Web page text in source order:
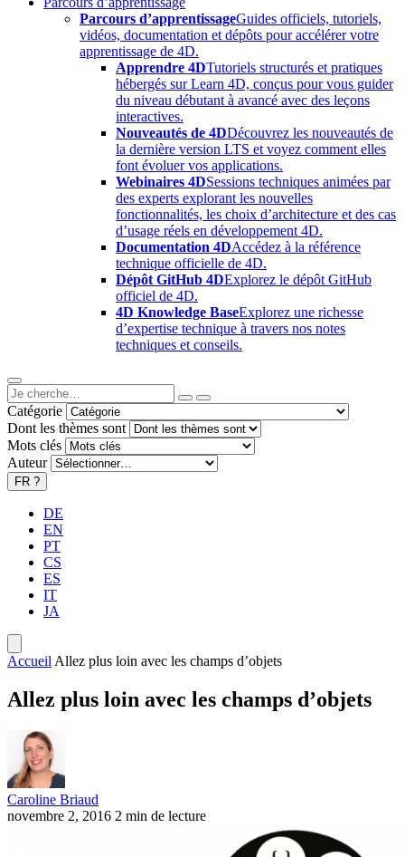
Parcours d’apprentissageGuides officiels, tutoriels,
vidéos, documentation et dépôts pour accélérer votre
apprentissage de 4D.
Apprendre 4DTutoriels structurés et pratiques
hébergés sur Learn 4D, conçus pour vous guider
du niveau débutant à avancé avec des leçons
interactives.
Nouveautés de 4DDécouvrez les nouveautés de
la dernière version LTS et voyez comment elles
font évoluer vos applications.
Webinaires 4DSessions techniques animées par
des experts explorant les nouvelles
fonctionnalités, les choix d’architecture et des cas
d’usage réels en développement 4D.
Documentation 4DAccédez à la référence
technique officielle de 4D.
Dépôt GitHub 4DExplorez le dépôt GitHub
officiel de 4D.
4D Knowledge BaseExplorez une richesse
d’expertise technique à travers nos notes
techniques et conseils.
Catégorie
Dont les thèmes sont
Mots clés
Auteur
FR ?
DE
EN
PT
CS
ES
IT
JA
Accueil Allez plus loin avec les champs d’objets
Allez plus loin avec les champs d’objets
Caroline Briaud
novembre 2, 2016 2 min de lecture